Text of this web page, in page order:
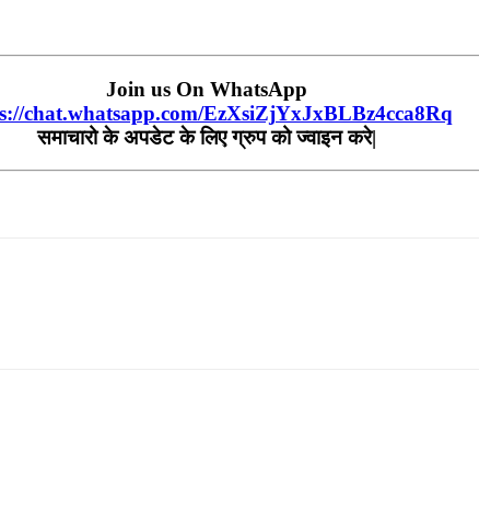
Join us On WhatsApp
chat.whatsapp.com/EzXsiZjYxJxBLBz4cca8Rq
समाचारो के अपडेट के लिए ग्रुप को ज्वाइन करे|